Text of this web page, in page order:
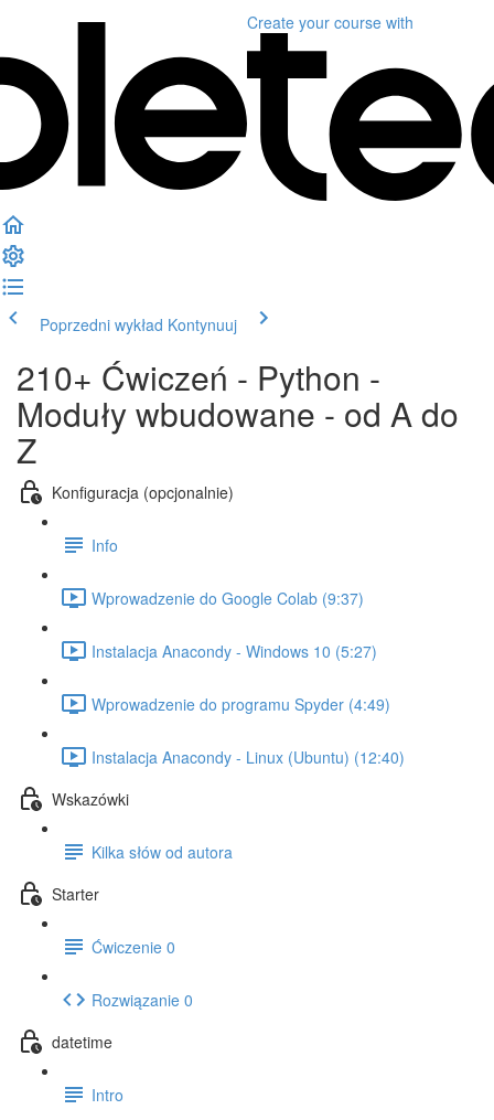
Create your course with
Poprzedni wykład Kontynuuj
210+ Ćwiczeń - Python -
Moduły wbudowane - od A do
Z
Konfiguracja (opcjonalnie)
Info
Wprowadzenie do Google Colab (9:37)
Instalacja Anacondy - Windows 10 (5:27)
Wprowadzenie do programu Spyder (4:49)
Instalacja Anacondy - Linux (Ubuntu) (12:40)
Wskazówki
Kilka słów od autora
Starter
Ćwiczenie 0
Rozwiązanie 0
datetime
Intro